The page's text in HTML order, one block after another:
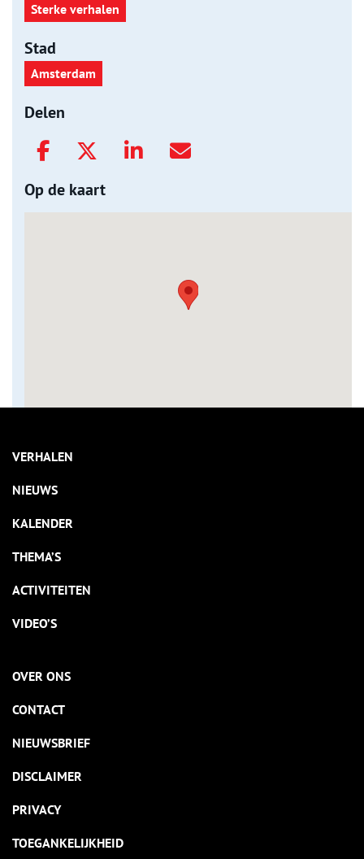
Sterke verhalen
Stad
Amsterdam
Delen
Op de kaart
VERHALEN
NIEUWS
KALENDER
THEMA’S
ACTIVITEITEN
VIDEO’S
OVER ONS
CONTACT
NIEUWSBRIEF
DISCLAIMER
PRIVACY
TOEGANKELIJKHEID